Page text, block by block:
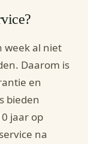
week al niet
Daarom is
en
bieden
jaar op
na